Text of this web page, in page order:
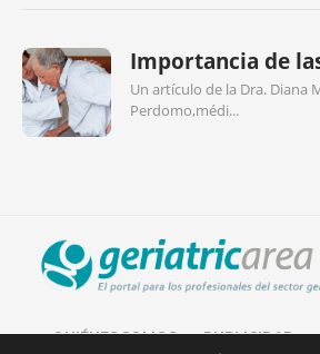
Importancia de
Un artículo de la Dra. Diana
Perdomo,médi...
QUIÉNES SOMOS PUBLICIDAD